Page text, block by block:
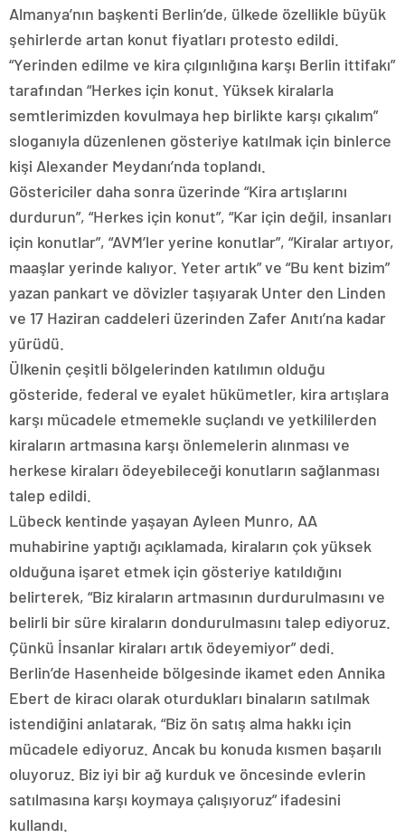
Almanya’nın başkenti Berlin’de, ülkede özellikle büyük
şehirlerde artan konut fiyatları protesto edildi.
“Yerinden edilme ve kira çılgınlığına karşı Berlin ittifakı”
tarafından “Herkes için konut. Yüksek kiralarla
semtlerimizden kovulmaya hep birlikte karşı çıkalım”
sloganıyla düzenlenen gösteriye katılmak için binlerce
kişi Alexander Meydanı’nda toplandı.
Göstericiler daha sonra üzerinde “Kira artışlarını
durdurun”, “Herkes için konut”, “Kar için değil, insanları
için konutlar”, “AVM’ler yerine konutlar”, “Kiralar artıyor,
maaşlar yerinde kalıyor. Yeter artık” ve “Bu kent bizim”
yazan pankart ve dövizler taşıyarak Unter den Linden
ve 17 Haziran caddeleri üzerinden Zafer Anıtı’na kadar
yürüdü.
Ülkenin çeşitli bölgelerinden katılımın olduğu
gösteride, federal ve eyalet hükümetler, kira artışlara
karşı mücadele etmemekle suçlandı ve yetkililerden
kiraların artmasına karşı önlemelerin alınması ve
herkese kiraları ödeyebileceği konutların sağlanması
talep edildi.
Lübeck kentinde yaşayan Ayleen Munro, AA
muhabirine yaptığı açıklamada, kiraların çok yüksek
olduğuna işaret etmek için gösteriye katıldığını
belirterek, “Biz kiraların artmasının durdurulmasını ve
belirli bir süre kiraların dondurulmasını talep ediyoruz.
Çünkü İnsanlar kiraları artık ödeyemiyor” dedi.
Berlin’de Hasenheide bölgesinde ikamet eden Annika
Ebert de kiracı olarak oturdukları binaların satılmak
istendiğini anlatarak, “Biz ön satış alma hakkı için
mücadele ediyoruz. Ancak bu konuda kısmen başarılı
oluyoruz. Biz iyi bir ağ kurduk ve öncesinde evlerin
satılmasına karşı koymaya çalışıyoruz” ifadesini
kullandı.